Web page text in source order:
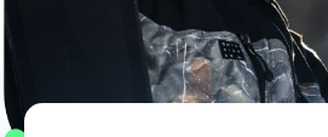
Skieurs
Adultes -